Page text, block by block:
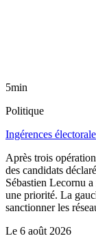
5min
Politique
Ingérences
Après trois
des candidats
Sébastien Lecornu
une priorité. La
sanctionner les
Le 6 août 2026